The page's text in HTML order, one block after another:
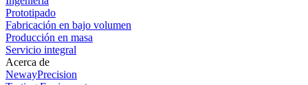
Prototipado
Fabricación en bajo volumen
Producción en masa
Servicio integral
Acerca de
NewayPrecision